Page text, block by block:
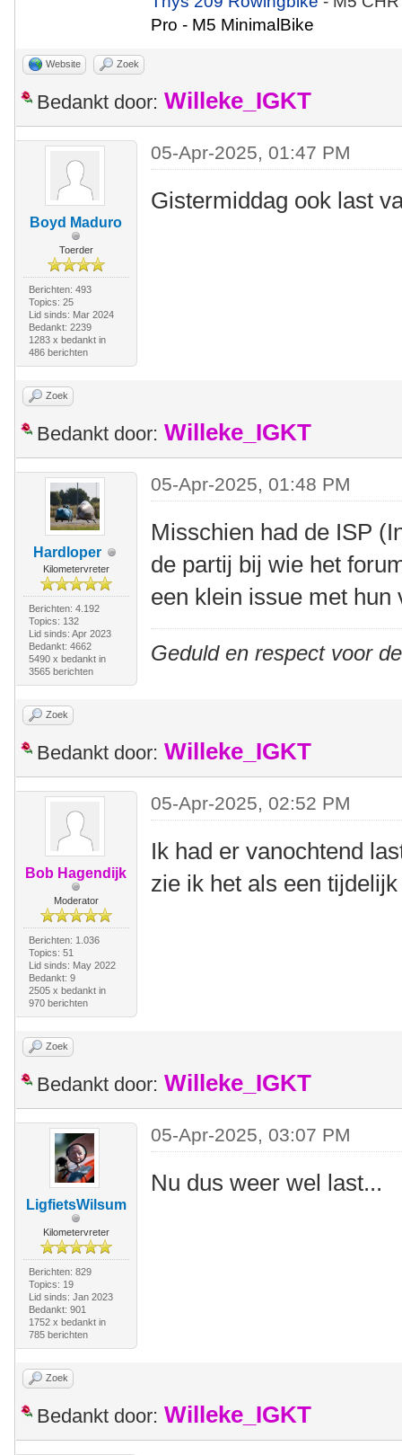
Pro - M5 MinimalBike
Website Zoek
Bedankt door: Willeke_IGKT
Boyd Maduro
Toerder
Berichten: 493
Topics: 25
Lid sinds: Mar 2024
Bedankt: 2239
1283 x bedankt in
486 berichten
05-Apr-2025, 01:47 PM
Gistermiddag ook last
Zoek
Bedankt door: Willeke_IGKT
Hardloper
Kilometervreter
Berichten: 4.192
Topics: 132
Lid sinds: Apr 2023
Bedankt: 4662
5490 x bedankt in
3565 berichten
05-Apr-2025, 01:48 PM
Misschien had de ISP
de partij bij wie het
een klein issue met hun
Geduld en respect voor
Zoek
Bedankt door: Willeke_IGKT
Bob Hagendijk
Moderator
Berichten: 1.036
Topics: 51
Lid sinds: May 2022
Bedankt: 9
2505 x bedankt in
970 berichten
05-Apr-2025, 02:52 PM
Ik had er vanochtend
zie ik het als een
Zoek
Bedankt door: Willeke_IGKT
LigfietsWilsum
Kilometervreter
Berichten: 829
Topics: 19
Lid sinds: Jan 2023
Bedankt: 901
1752 x bedankt in
785 berichten
05-Apr-2025, 03:07 PM
Nu dus weer wel last...
Zoek
Bedankt door: Willeke_IGKT